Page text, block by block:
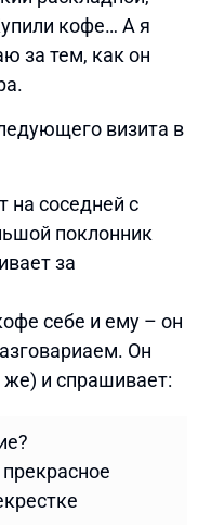
кофе… А я
за тем, как он
визита в
на соседней с
поклонник
за
себе и ему – он
Он
же) и спрашивает: